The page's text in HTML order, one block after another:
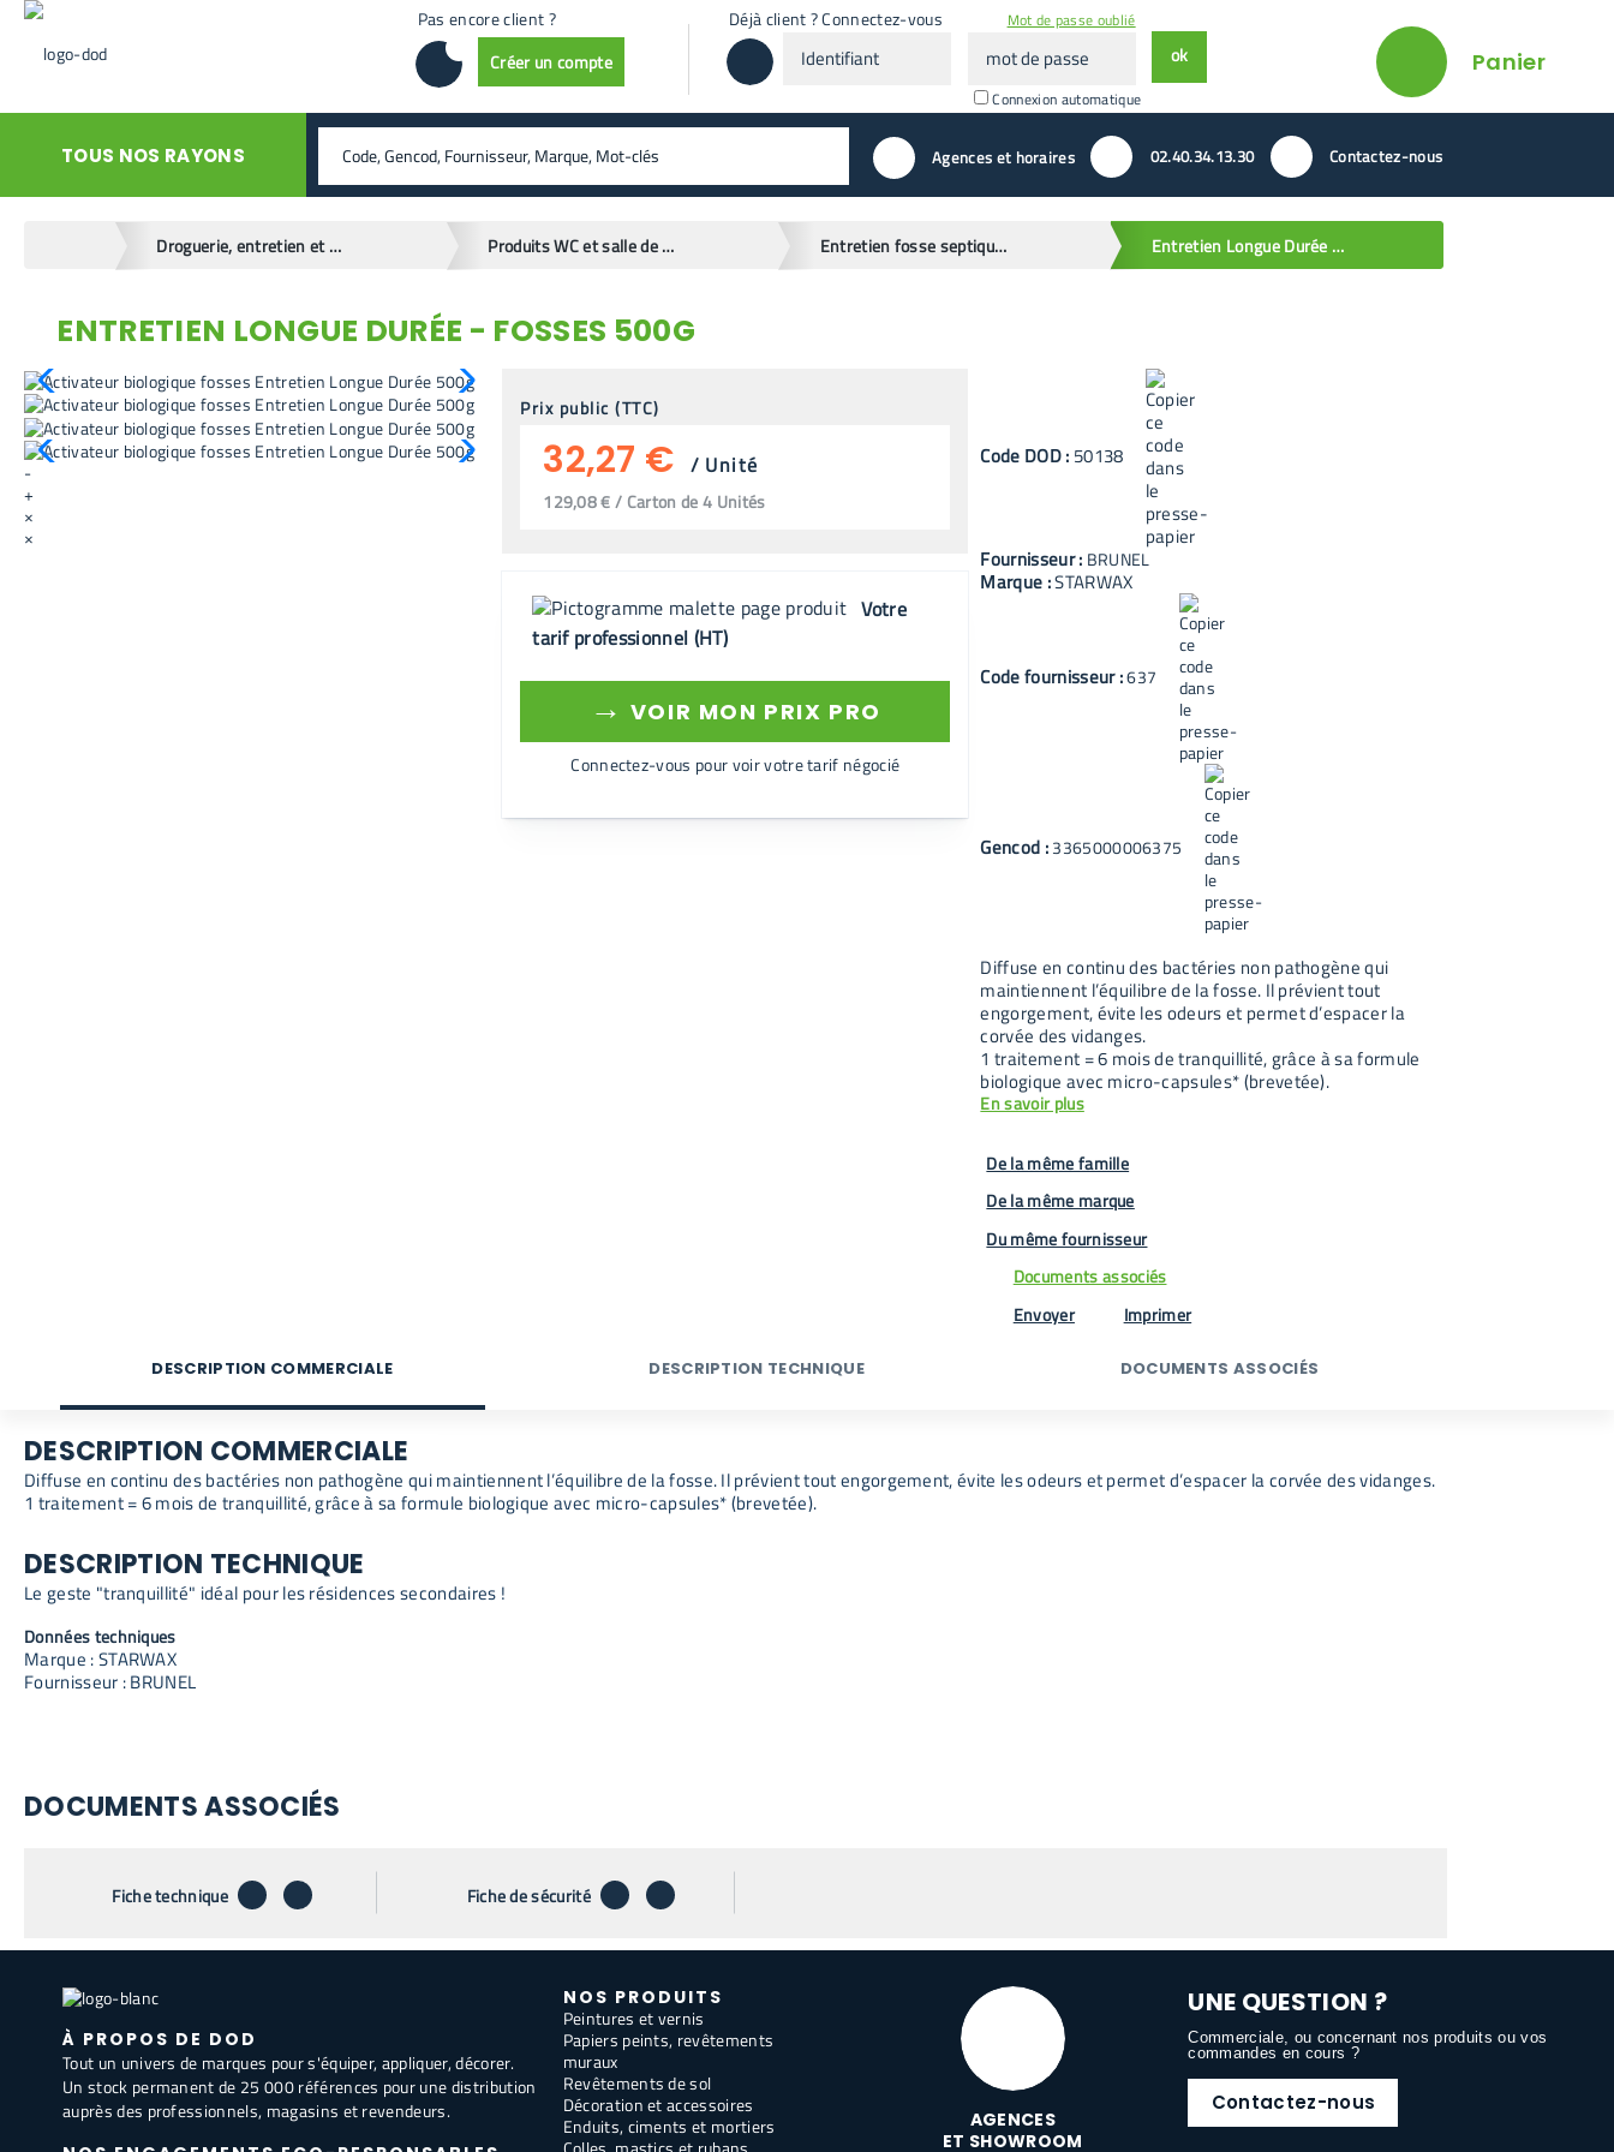
Pas encore client ?
Créer un compte
Déjà client ? Connectez-vous
passeConnexion automatique
Mot de passe oublié
ok Panier
TOUS NOS RAYONS rechercher valider Agences et horaires 02.40.34.13.30 Contactez-nous
Droguerie, entretien et hygiène Produits WC et salle de bain Entretien fosse septique et bac à graisse Entretien Longue Durée - Fosses 500g
retour en arrière
ENTRETIEN LONGUE DURÉE - FOSSES 500G
-
+
×
×
Prix public (TTC)
32,27 € / Unité
129,08 € / Carton de 4 Unités
Votre
tarif professionnel (HT)
→ VOIR MON PRIX PRO
Connectez-vous pour voir votre tarif négocié
Code DOD: 50138
Fournisseur : BRUNEL
Marque :STARWAX
Code fournisseur :637
Gencod :3365000006375
Diffuse en continu des bactéries non pathogène qui
maintiennent l’équilibre de la fosse. Il prévient tout
engorgement, évite les odeurs et permet d’espacer la
corvée des vidanges.
1 traitement = 6 mois de tranquillité, grâce à sa formule
biologique avec micro-capsules* (brevetée).
En savoir plus
De la même famille
De la même marque
Du même fournisseur
Documents associés
Envoyer
Imprimer
DESCRIPTION COMMERCIALE DESCRIPTION TECHNIQUE DOCUMENTS ASSOCIÉS
DESCRIPTION COMMERCIALE
Diffuse en continu des bactéries non pathogène qui maintiennent l’équilibre de la fosse. Il prévient tout engorgement, évite les odeurs et permet d’espacer la corvée des vidanges.
1 traitement = 6 mois de tranquillité, grâce à sa formule biologique avec micro-capsules* (brevetée).
DESCRIPTION TECHNIQUE
Le geste "tranquillité" idéal pour les résidences secondaires !
Données techniques
Marque : STARWAX
Fournisseur : BRUNEL
DOCUMENTS ASSOCIÉS
Fiche technique téléchargerenvoyer par email Fiche de sécurité téléchargerenvoyer par email
À PROPOS DE DOD
Tout un univers de marques pour s'équiper, appliquer, décorer.
Un stock permanent de 25 000 références pour une distribution
auprès des professionnels, magasins et revendeurs.
NOS PRODUITS
Peintures et vernis
Papiers peints, revêtements
muraux
Revêtements de sol
Décoration et accessoires
Enduits, ciments et mortiers
AGENCES
ET SHOWROOM
UNE QUESTION ?
Commerciale, ou concernant nos produits ou vos
commandes en cours ?
Contactez-nous